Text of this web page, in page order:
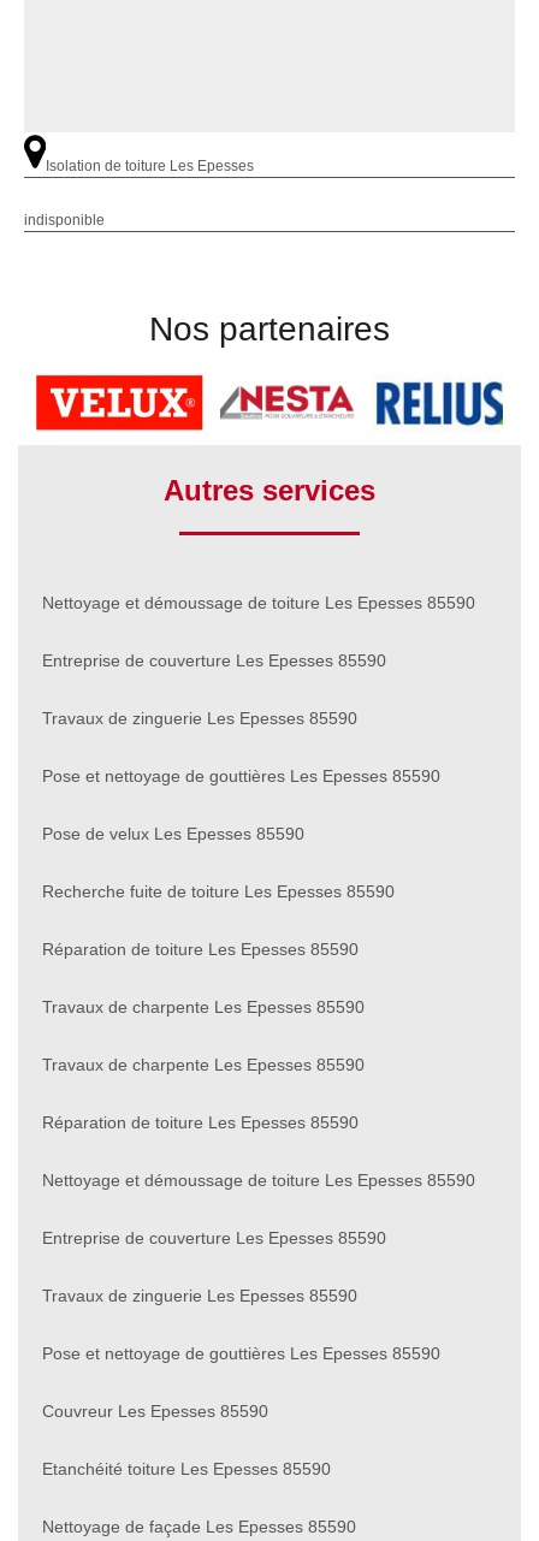
Isolation de toiture Les Epesses
indisponible
Nos partenaires
Autres services
Nettoyage et démoussage de toiture Les Epesses 85590
Entreprise de couverture Les Epesses 85590
Travaux de zinguerie Les Epesses 85590
Pose et nettoyage de gouttières Les Epesses 85590
Pose de velux Les Epesses 85590
Recherche fuite de toiture Les Epesses 85590
Réparation de toiture Les Epesses 85590
Travaux de charpente Les Epesses 85590
Travaux de charpente Les Epesses 85590
Réparation de toiture Les Epesses 85590
Nettoyage et démoussage de toiture Les Epesses 85590
Entreprise de couverture Les Epesses 85590
Travaux de zinguerie Les Epesses 85590
Pose et nettoyage de gouttières Les Epesses 85590
Couvreur Les Epesses 85590
Etanchéité toiture Les Epesses 85590
Nettoyage de façade Les Epesses 85590